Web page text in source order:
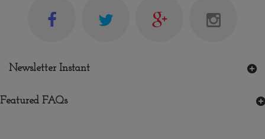
Newsletter Instant
Featured FAQs